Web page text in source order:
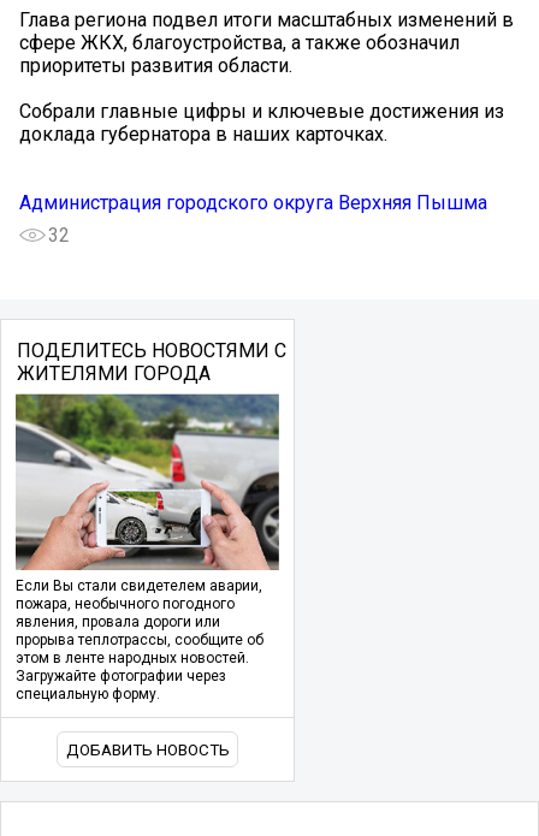
Глава региона подвел итоги масштабных изменений в
сфере ЖКХ, благоустройства, а также обозначил
приоритеты развития области.
Собрали главные цифры и ключевые достижения из
доклада губернатора в наших карточках.
Администрация городского округа Верхняя Пышма
32
ПОДЕЛИТЕСЬ НОВОСТЯМИ С
ЖИТЕЛЯМИ ГОРОДА
Если Вы стали свидетелем аварии,
пожара, необычного погодного
явления, провала дороги или
прорыва теплотрассы, сообщите об
этом в ленте народных новостей.
Загружайте фотографии через
специальную форму.
ДОБАВИТЬ НОВОСТЬ